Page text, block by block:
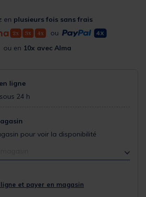
en plusieurs fois sans frais
ou
ou en 10x avec Alma
ligne
24 h
pour voir la disponibilité
et payer en magasin